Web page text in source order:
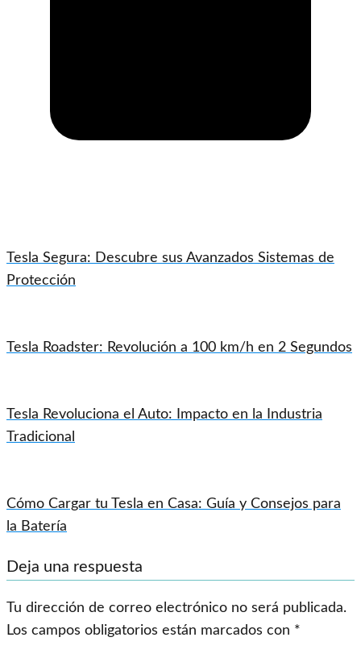
Tesla Segura: Descubre sus Avanzados Sistemas de
Protección
Tesla Roadster: Revolución a 100 km/h en 2 Segundos
Tesla Revoluciona el Auto: Impacto en la Industria
Tradicional
Cómo Cargar tu Tesla en Casa: Guía y Consejos para
la Batería
Deja una respuesta
Tu dirección de correo electrónico no será publicada.
Los campos obligatorios están marcados con *